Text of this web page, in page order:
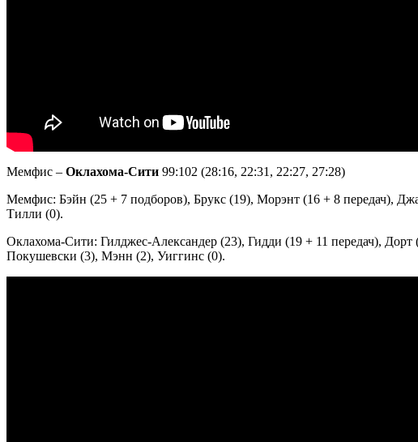
Мемфис – Оклахома-Сити 99:102 (28:16, 22:31, 22:27, 27:28)
Мемфис: Бэйн (25 + 7 подборов), Брукс (19), Морэнт (16 + 8 передач),
Тилли (0).
Оклахома-Сити: Гилджес-Александер (23), Гидди (19 + 11 передач),
Покушевски (3), Мэнн (2), Уиггинс (0).